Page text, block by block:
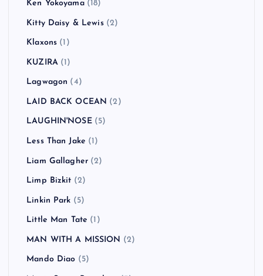
Ken Yokoyama(18)
Kitty Daisy & Lewis(2)
Klaxons (1)
KUZIRA(1)
Lagwagon (4)
LAID BACK OCEAN (2)
LAUGHIN'NOSE(5)
Less Than Jake (1)
Liam Gallagher (2)
Limp Bizkit (2)
Linkin Park (5)
Little Man Tate (1)
MAN WITH A MISSION (2)
Mando Diao (5)